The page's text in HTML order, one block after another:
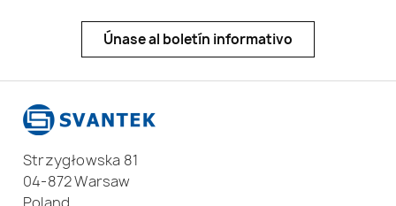
Únase al boletín informativo
Strzygłowska 81
04-872 Warsaw
Poland